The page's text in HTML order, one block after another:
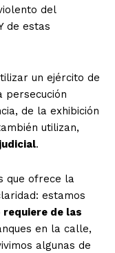
del
de estas
un ejército de
persecución
de la exhibición
utilizan,
.
que ofrece la
estamos
requiere de las
en la calle,
algunas de